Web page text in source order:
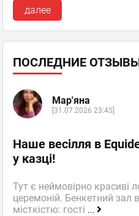
далее
ПОСЛЕДНИЕ
Мар'яна
[31.07.2026 23:45]
Наше весілля в
у казці!
Тут є неймовірно красиві
церемоній. Бенкетний зал
місткістю: гості ...